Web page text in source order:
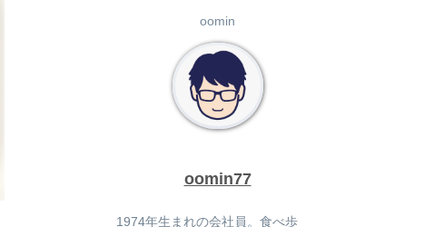
oomin
oomin77
1974年生まれの会社員。食べ歩